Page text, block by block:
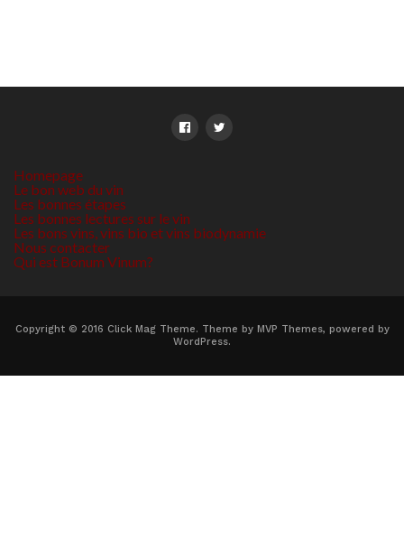
Homepage
Le bon web du vin
Les bonnes étapes
Les bonnes lectures sur le vin
Les bons vins, vins bio et vins biodynamie
Nous contacter
Qui est Bonum Vinum?
Copyright © 2016 Click Mag Theme. Theme by MVP Themes, powered by
WordPress.